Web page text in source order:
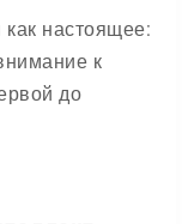
настоящее:
к
до